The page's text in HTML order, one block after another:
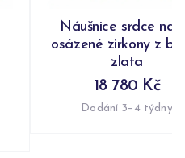
Náušnice srdce
osázené zirkony z
zlata
18 780 Kč
Dodání 3–4 týdny